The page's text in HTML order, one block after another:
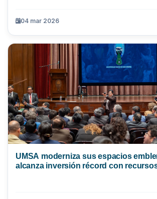
04 mar 2026
UMSA moderniza sus espacios
alcanza inversión récord con